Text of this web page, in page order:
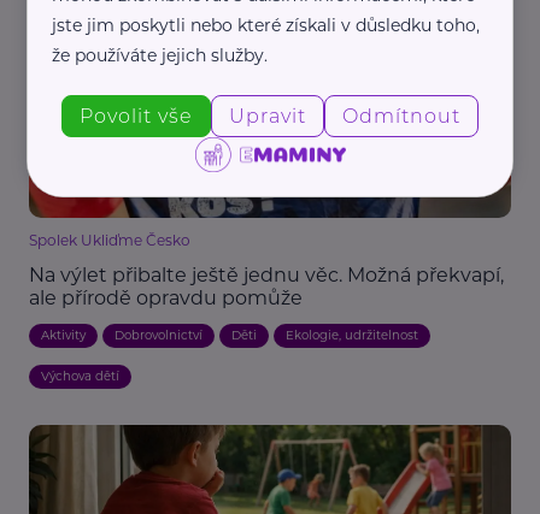
Spolek Ukliďme Česko
Na výlet přibalte ještě jednu věc. Možná překvapí,
ale přírodě opravdu pomůže
Aktivity Dobrovolnictví Děti Ekologie, udržitelnost
Výchova dětí
jste jim poskytli nebo které získali v důsledku toho,
že používáte jejich služby.
Povolit vše Upravit Odmítnout